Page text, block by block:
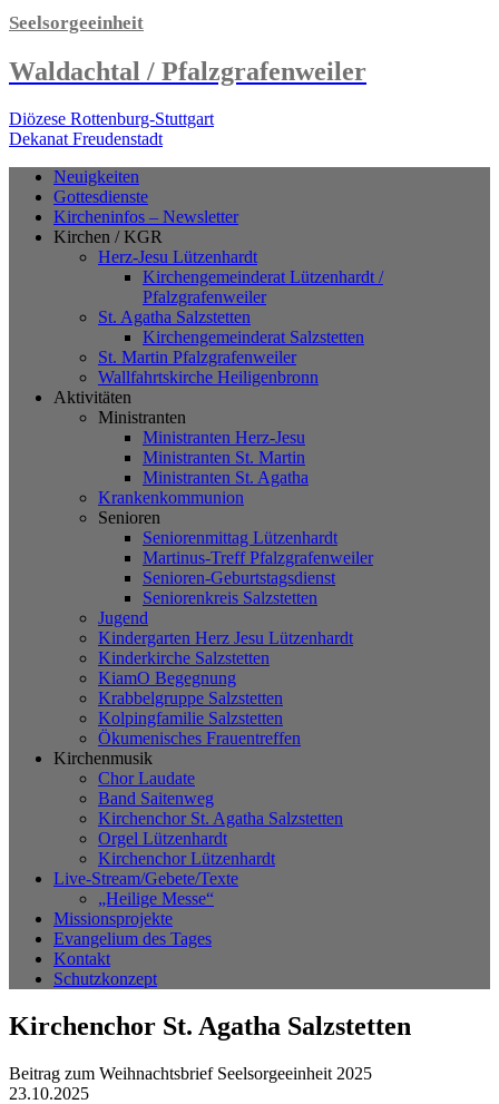
Seelsorgeeinheit
Waldachtal / Pfalzgrafenweiler
Diözese Rottenburg-Stuttgart
Dekanat Freudenstadt
Neuigkeiten
Gottesdienste
Kircheninfos – Newsletter
Kirchen / KGR
Herz-Jesu Lützenhardt
Kirchengemeinderat Lützenhardt /
Pfalzgrafenweiler
St. Agatha Salzstetten
Kirchengemeinderat Salzstetten
St. Martin Pfalzgrafenweiler
Wallfahrtskirche Heiligenbronn
Aktivitäten
Ministranten
Ministranten Herz-Jesu
Ministranten St. Martin
Ministranten St. Agatha
Krankenkommunion
Senioren
Seniorenmittag Lützenhardt
Martinus-Treff Pfalzgrafenweiler
Senioren-Geburtstagsdienst
Seniorenkreis Salzstetten
Jugend
Kindergarten Herz Jesu Lützenhardt
Kinderkirche Salzstetten
KiamO Begegnung
Krabbelgruppe Salzstetten
Kolpingfamilie Salzstetten
Ökumenisches Frauentreffen
Kirchenmusik
Chor Laudate
Band Saitenweg
Kirchenchor St. Agatha Salzstetten
Orgel Lützenhardt
Kirchenchor Lützenhardt
Live-Stream/Gebete/Texte
„Heilige Messe“
Missionsprojekte
Evangelium des Tages
Kontakt
Schutzkonzept
Kirchenchor St. Agatha Salzstetten
Beitrag zum Weihnachtsbrief Seelsorgeeinheit 2025
23.10.2025